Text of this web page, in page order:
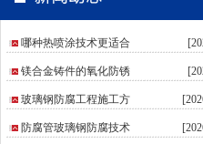
哪种热喷涂技术更适合
镁合金铸件的氧化防锈
玻璃钢防腐工程施工方
防腐管玻璃钢防腐技术